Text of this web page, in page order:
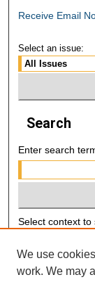
Receive Email
Select an issue:
Search
Enter search
Select context to
Advanced
We use
work. We may